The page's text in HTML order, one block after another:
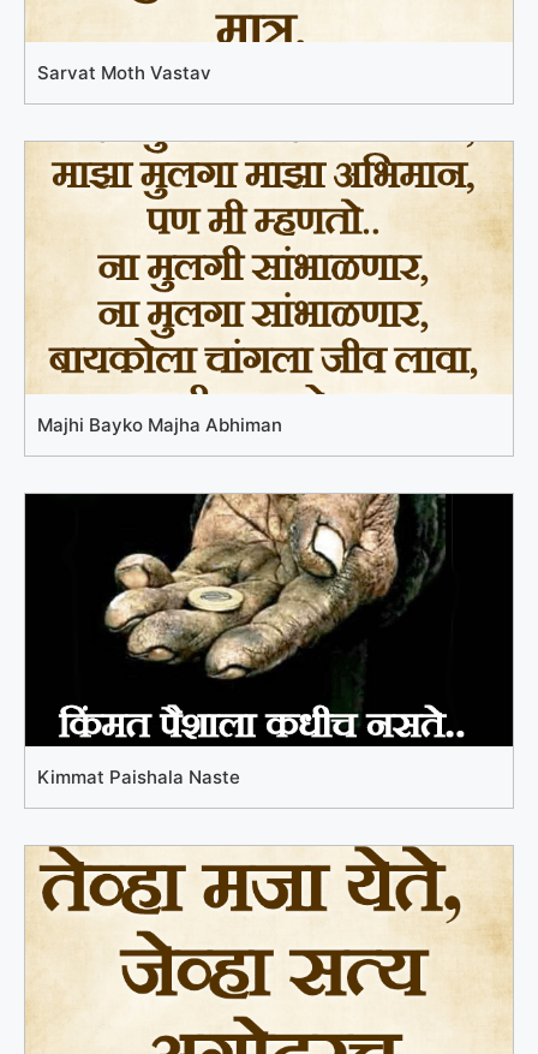
Sarvat Moth Vastav
Majhi Bayko Majha Abhiman
Kimmat Paishala Naste